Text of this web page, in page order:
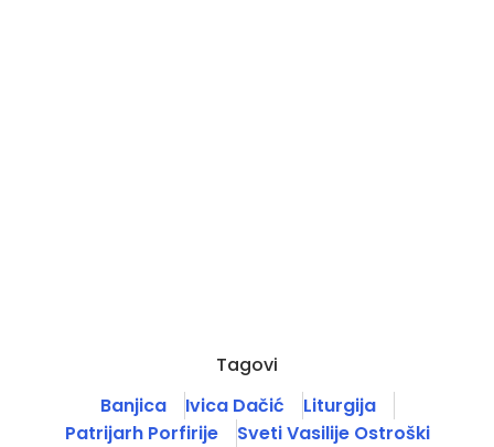
Tagovi
Banjica
Ivica Dačić
Liturgija
Patrijarh Porfirije
Sveti Vasilije Ostroški